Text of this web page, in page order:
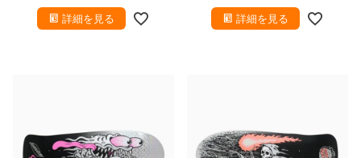
詳細を見る 詳細を見る